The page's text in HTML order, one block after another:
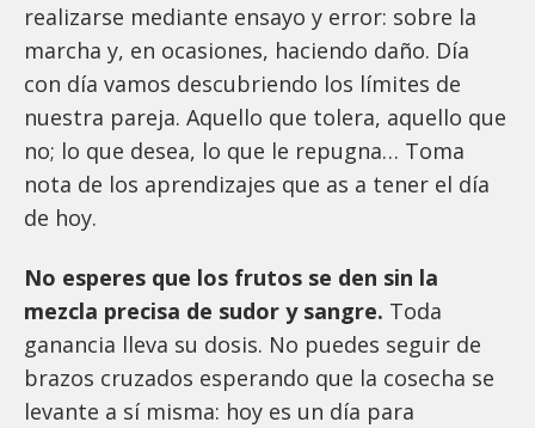
realizarse mediante ensayo y error: sobre la
marcha y, en ocasiones, haciendo daño. Día
con día vamos descubriendo los límites de
nuestra pareja. Aquello que tolera, aquello que
no; lo que desea, lo que le repugna… Toma
nota de los aprendizajes que as a tener el día
de hoy.
No esperes que los frutos se den sin la
mezcla precisa de sudor y sangre. Toda
ganancia lleva su dosis. No puedes seguir de
brazos cruzados esperando que la cosecha se
levante a sí misma: hoy es un día para